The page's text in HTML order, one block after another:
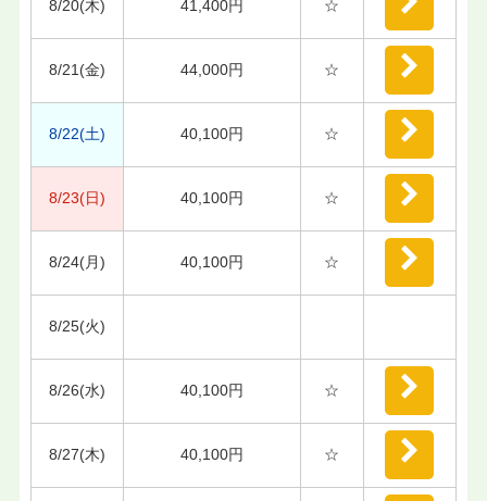
8/20(木) 41,400円 ☆
8/21(金) 44,000円 ☆
8/22(土) 40,100円 ☆
8/23(日) 40,100円 ☆
8/24(月) 40,100円 ☆
8/25(火)
8/26(水) 40,100円 ☆
8/27(木) 40,100円 ☆